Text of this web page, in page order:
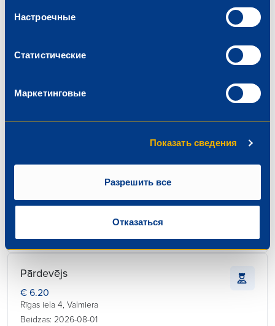
Настроечные
Статистические
Маркетинговые
Показать сведения
Разрешить все
Отказаться
€ 1300.00
Pārdevējs
€ 6.20
Rīgas iela 4, Valmiera
Beidzas: 2026-08-01